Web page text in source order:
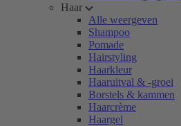
Haar
Alle weergeven
Shampoo
Pomade
Hairstyling
Haarkleur
Haaruitval & -groei
Borstels & kammen
Haarcrème
Haargel